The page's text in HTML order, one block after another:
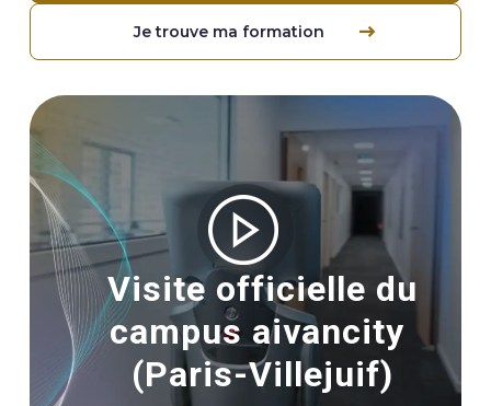
Je trouve ma formation
Image
Visite officielle du
campus aivancity
(Paris-Villejuif)